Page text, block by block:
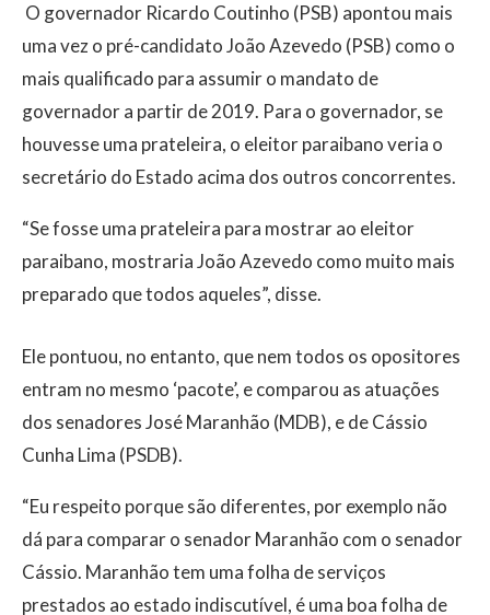
O governador Ricardo Coutinho (PSB) apontou mais
uma vez o pré-candidato João Azevedo (PSB) como o
mais qualificado para assumir o mandato de
governador a partir de 2019. Para o governador, se
houvesse uma prateleira, o eleitor paraibano veria o
secretário do Estado acima dos outros concorrentes.
“Se fosse uma prateleira para mostrar ao eleitor
paraibano, mostraria João Azevedo como muito mais
preparado que todos aqueles”, disse.
Ele pontuou, no entanto, que nem todos os opositores
entram no mesmo ‘pacote’, e comparou as atuações
dos senadores José Maranhão (MDB), e de Cássio
Cunha Lima (PSDB).
“Eu respeito porque são diferentes, por exemplo não
dá para comparar o senador Maranhão com o senador
Cássio. Maranhão tem uma folha de serviços
prestados ao estado indiscutível, é uma boa folha de